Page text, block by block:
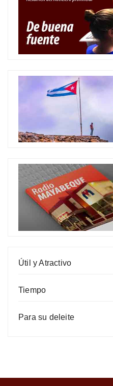
Útil y Atractivo
Tiempo
Para su deleite